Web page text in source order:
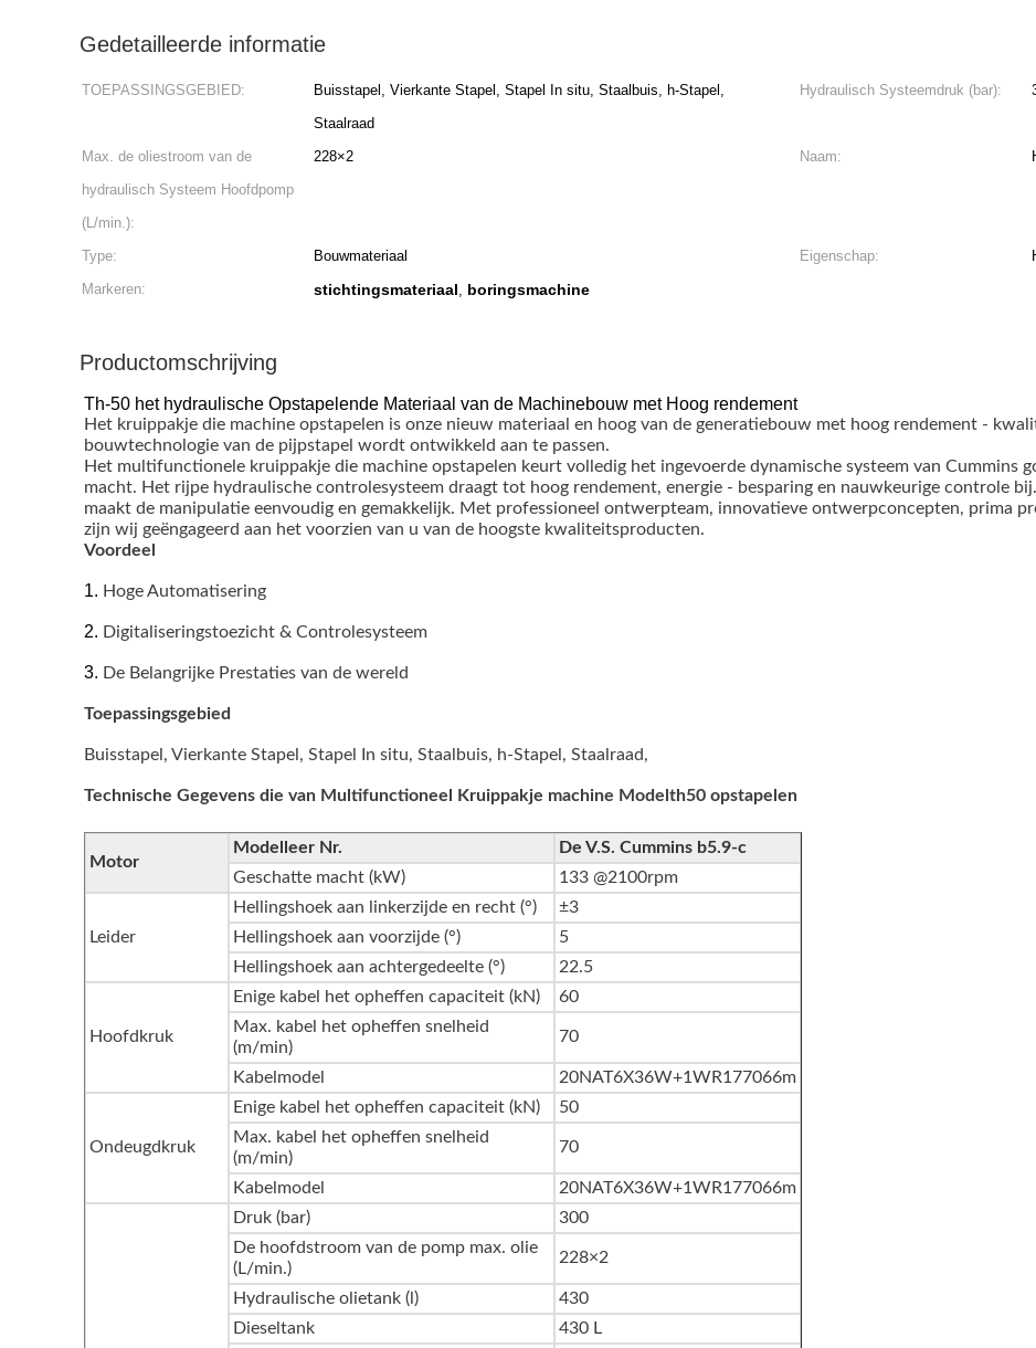
Gedetailleerde informatie
TOEPASSINGSGEBIED:
Buisstapel, Vierkante Stapel, Stapel In situ, Staalbuis, h-Stapel,
Staalraad
Hydraulisch Systeemdruk (bar):
Max. de oliestroom van de
hydraulisch Systeem Hoofdpomp
(L/min.):
228×2 Naam:
Type: Bouwmateriaal Eigenschap:
Markeren:
stichtingsmateriaal, boringsmachine
Productomschrijving
Th-50 het hydraulische Opstapelende Materiaal van de Machinebouw met Hoog rendement
Het kruippakje die machine opstapelen is onze nieuw materiaal en hoog van de generatiebouw met hoog rendement -
bouwtechnologie van de pijpstapel wordt ontwikkeld aan te passen.
Het multifunctionele kruippakje die machine opstapelen keurt volledig het ingevoerde dynamische systeem van Cummins
macht. Het rijpe hydraulische controlesysteem draagt tot hoog rendement, energie - besparing en nauwkeurige controle
maakt de manipulatie eenvoudig en gemakkelijk. Met professioneel ontwerpteam, innovatieve ontwerpconcepten, prima
zijn wij geëngageerd aan het voorzien van u van de hoogste kwaliteitsproducten.
Voordeel
1. Hoge Automatisering
2. Digitaliseringstoezicht & Controlesysteem
3. De Belangrijke Prestaties van de wereld
Toepassingsgebied
Buisstapel, Vierkante Stapel, Stapel In situ, Staalbuis, h-Stapel, Staalraad,
Technische Gegevens die van Multifunctioneel Kruippakje machine Modelth50 opstapelen
Motor
Modelleer Nr.
De V.S. Cummins b5.9-c
Geschatte macht (kW)
133 @2100rpm
Leider
Hellingshoek aan linkerzijde en recht (°)
±3
Hellingshoek aan voorzijde (°)
5
Hellingshoek aan achtergedeelte (°)
22.5
Hoofdkruk
Enige kabel het opheffen capaciteit (kN)
60
Max. kabel het opheffen snelheid
(m/min)
70
Kabelmodel 20NAT6X36W+1WR177066m
Ondeugdkruk
Enige kabel het opheffen capaciteit (kN)
50
Max. kabel het opheffen snelheid
(m/min)
70
Kabelmodel 20NAT6X36W+1WR177066m
Druk (bar)
300
De hoofdstroom van de pomp max. olie
(L/min.)
228×2
Hydraulische olietank (l)
430
Dieseltank
430 L